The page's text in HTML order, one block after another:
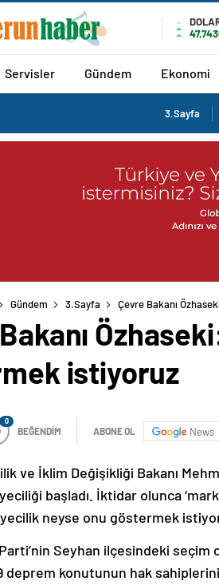
Servisler Gündem Ekonomi
3.Sayfa
Gündem 3.Sayfa Çevre Bakanı
istiyoruz
0
BEĞENDİM ABONE OL News
ve İklim Değişikliği Bakanı
başladı. İktidar olunca
neyse onu göstermek
Seyhan ilçesindeki seçim
deprem konutunun hak